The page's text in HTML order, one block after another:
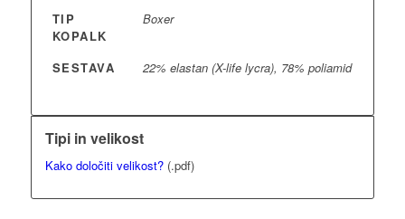
TIP
KOPALK
Boxer
SESTAVA 22% elastan (X-life lycra), 78% poliamid
Tipi in velikost
Kako določiti velikost?(.pdf)